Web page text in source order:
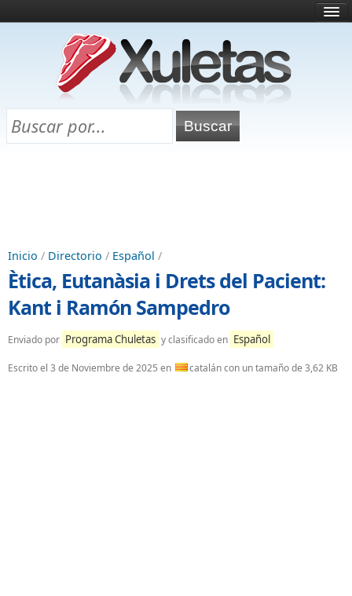
¿Qué es esto?
Directorio
Chuletas para exámenes
Inicio / Directorio / Español /
Ètica, Eutanàsia i Drets del Pacient:
Kant i Ramón Sampedro
Enviado por Programa Chuletas y clasificado en Español
Escrito el 3 de Noviembre de 2025 en catalán con un tamaño de 3,62 KB